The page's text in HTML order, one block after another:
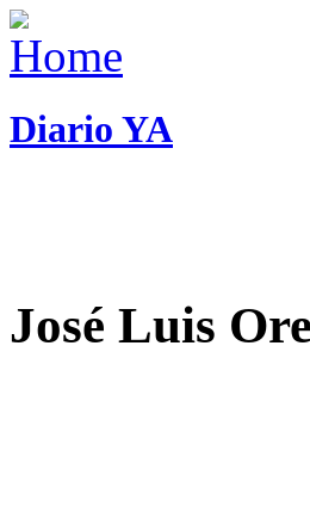
Diario YA
José Luis